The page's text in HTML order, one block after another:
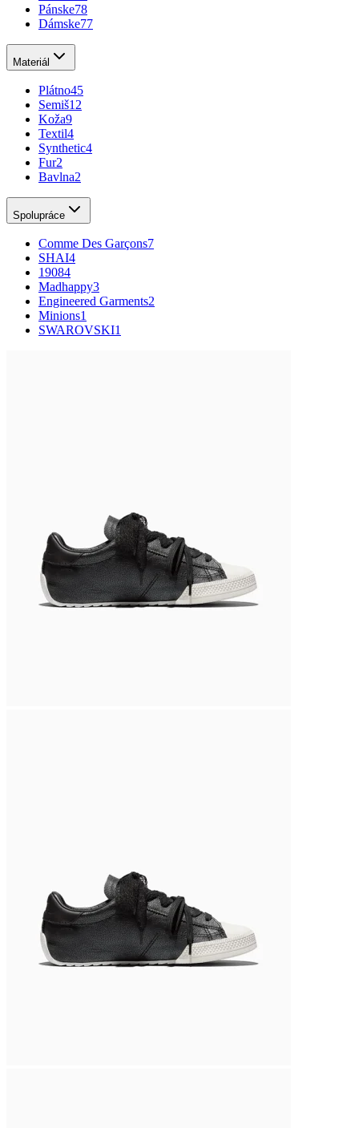
Pánske78
Dámske77
Materiál
Plátno45
Semiš12
Koža9
Textil4
Synthetic4
Fur2
Bavlna2
Spolupráce
Comme Des Garçons7
SHAI4
19084
Madhappy3
Engineered Garments2
Minions1
SWAROVSKI1